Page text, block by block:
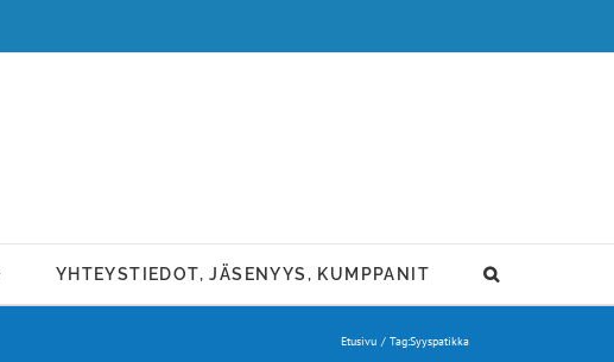
YHTEYSTIEDOT, JÄSENYYS, KUMPPANIT
Etusivu Tag:Syyspatikka